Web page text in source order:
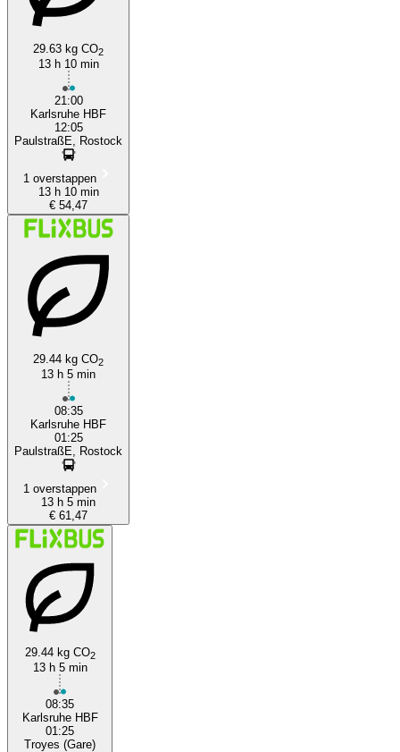
29.63 kg CO2
13 h 10 min
21:00
Karlsruhe HBF
12:05
PaulstraßE, Rostock
1 overstappen
13 h 10 min
€ 54,47
29.44 kg CO2
13 h 5 min
08:35
Karlsruhe HBF
01:25
PaulstraßE, Rostock
1 overstappen
13 h 5 min
€ 61,47
29.44 kg CO2
13 h 5 min
08:35
Karlsruhe HBF
01:25
Troyes (Gare)